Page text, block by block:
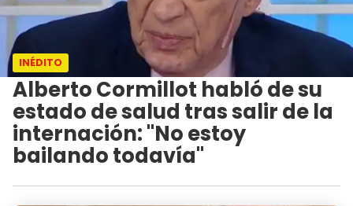
INÉDITO
Alberto Cormillot habló de su
estado de salud tras salir de la
internación: "No estoy
bailando todavía"